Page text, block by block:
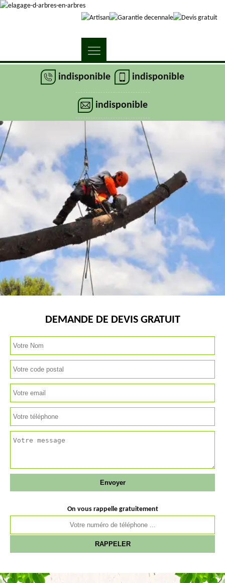
indisponible indisponible
indisponible
DEMANDE DE DEVIS GRATUIT
On vous rappelle gratuitement